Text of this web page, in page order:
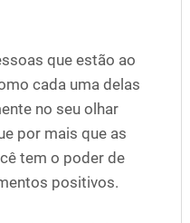
que estão ao
cada uma delas
no seu olhar
por mais que as
tem o poder de
positivos.